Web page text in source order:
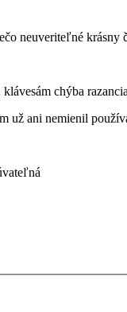
neuveriteľné
chýba
už ani nemienil